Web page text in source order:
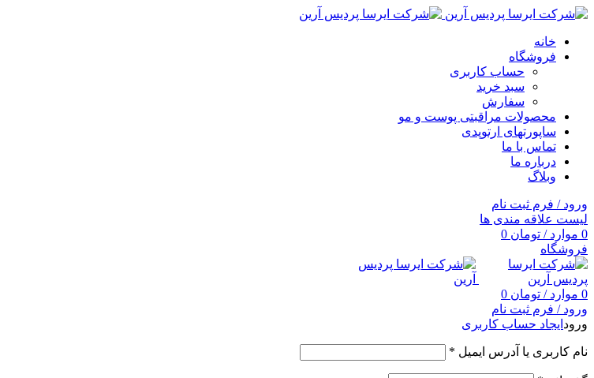
خانه
فروشگاه
حساب کاربری
سبد خرید
سفارش
محصولات مراقبتی پوست و مو
ساپورتهای ارتوپدی
تماس با ما
درباره ما
وبلاگ
ورود / فرم ثبت نام
لیست علاقه مندی ها
0 موارد / تومان
فروشگاه
0 موارد / تومان
ورود / فرم ثبت نام
ورود ایجاد حساب کاربری
نام کاربری یا آدرس ایمیل *